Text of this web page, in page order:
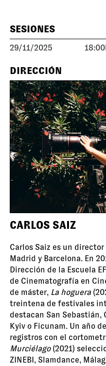
SESIONES
29/11/2025
DIRECCIÓN
CARLOS SAIZ
Carlos Saiz es un
Madrid y Barcelona. En
Dirección de la Escuela
de Cinematografía en
de máster, La hoguera
treintena de festivales
destacan San
Kyiv o Ficunam. Un año
registros con el
Murciélago(2021)
ZINEBI, Slamdance,